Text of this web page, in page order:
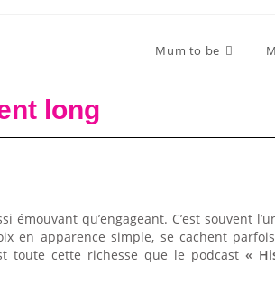
Mum to be
long
qu’engageant. C’est souvent
en apparence simple, se cachent
toute cette richesse que le podcast «